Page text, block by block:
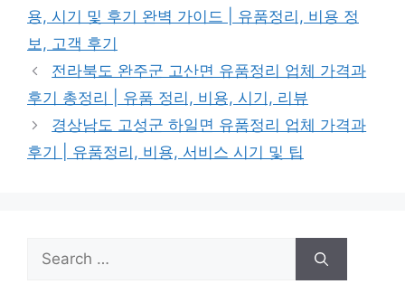
용, 시기 및 후기 완벽 가이드 | 유품정리, 비용 정
보, 고객 후기
전라북도 완주군 고산면 유품정리 업체 가격과
후기 총정리 | 유품 정리, 비용, 시기, 리뷰
경상남도 고성군 하일면 유품정리 업체 가격과
후기 | 유품정리, 비용, 서비스 시기 및 팁
Search
for: